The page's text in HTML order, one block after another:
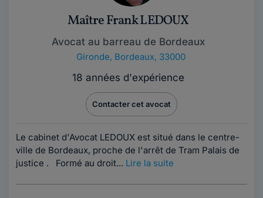
Maître Frank LEDOUX
Avocat au barreau de Bordeaux
Gironde, Bordeaux, 33000
18 années d'expérience
Contacter cet avocat
Le cabinet d'Avocat LEDOUX est situé dans le centre-
ville de Bordeaux, proche de l'arrêt de Tram Palais de
justice . Formé au droit... Lire la suite